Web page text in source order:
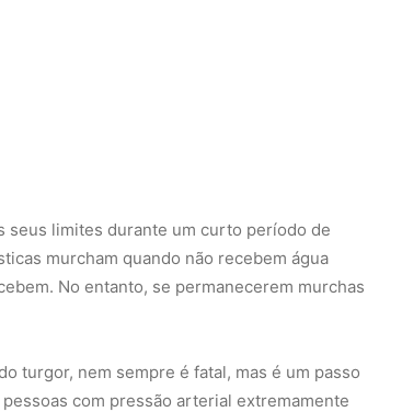
seus limites durante um curto período de
murcham quando não recebem água
No entanto, se permanecerem murchas
turgor, nem sempre é fatal, mas é um passo
com pressão arterial extremamente